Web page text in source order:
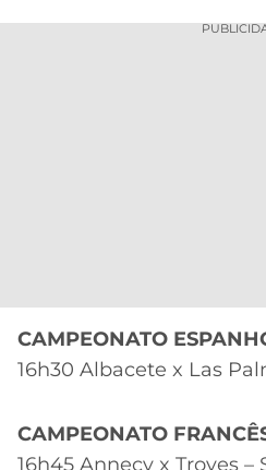
CAMPEONATO
16h30 Albacete x Las
CAMPEONATO
16h45 Annecy x Troyes –